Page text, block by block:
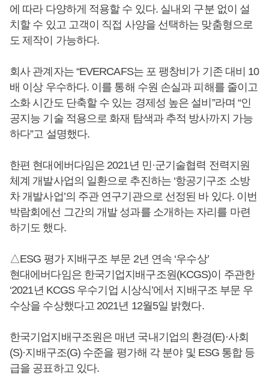
에 따라 다양하게 적용할 수 있다. 실내외 구분 없이 설
치할 수 있고 고객이 직접 사양을 선택하는 맞춤형으로
도 제작이 가능하다.
회사 관계자는 “EVERCAFS는 포 팽창비가 기존 대비 10
배 이상 우수하다. 이를 통해 수원 손실과 피해를 줄이고
소화 시간도 단축할 수 있는 경제성 높은 설비”라며 “인
공지능 기술 적용으로 화재 탐색과 추적 방사까지 가능
하다”고 설명했다.
한편 현대에버다임은 2021년 민·군기술협력 전력지원
체계 개발사업의 일환으로 추진하는 ‘항공기구조 소방
차 개발사업’의 주관 연구기관으로 선정된 바 있다. 이번
박람회에선 그간의 개발 성과를 소개하는 자리를 마련
하기도 했다.
△ESG 평가 지배구조 부문 2년 연속 ‘우수상’
현대에버다임은 한국기업지배구조원(KCGS)이 주관한
‘2021년 KCGS 우수기업 시상식’에서 지배구조 부문 우
수상을 수상했다고 2021년 12월5일 밝혔다.
한국기업지배구조원은 매년 국내기업의 환경(E)·사회
(S)·지배구조(G) 수준을 평가해 각 분야 및 ESG 통합 등
급을 공표하고 있다.